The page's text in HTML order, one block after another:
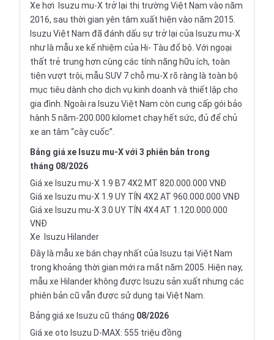
Xe hơi
Isuzu mu-X trở lại thị trường Việt Nam vào năm
2016, sau thời gian yên tâm xuất hiện vào năm 2015.
Isuzu Việt Nam đã đánh dấu sự trở lại của Isuzu mu-X
như là mẫu xe kế nhiệm của Hi- Tàu đổ bộ. Với ngoại
thất trẻ trung hơn cùng các tính năng hữu ích, toàn
tiện vượt trội, mẫu SUV 7 chỗ mu-X rõ ràng là toàn bộ
mục tiêu dành cho dịch vụ kinh doanh và thiết lập cho
gia đình. Ngoài ra Isuzu Việt Nam còn cung cấp gói bảo
hành 5 năm-200.000 kilomet chạy hết sức, đủ để chủ
xe an tâm “cày cuốc”.
Bảng giá xe Isuzu mu-X với 3 phiên bản trong
tháng 08/2026
Giá xe Isuzu mu-X 1.9 B7 4X2 MT 820.000.000 VNĐ
Giá xe Isuzu mu-X 1.9 UY TÍN 4X2 AT 960.000.000 VNĐ
Giá xe Isuzu mu-X 3.0 UY TÍN 4X4 AT 1.120.000.000
VNĐ
Xe
Isuzu Hilander
Đây là mẫu xe bán chạy nhất của Isuzu tại Việt Nam
trong khoảng thời gian mới ra mắt năm 2005. Hiện nay,
mẫu xe Hilander không được Isuzu sản xuất nhưng các
phiên bản cũ vẫn được sử dụng tại Việt Nam.
Bảng giá xe Isuzu cũ tháng 08/2026
Giá xe oto Isuzu D-MAX: 555 triệu đồng